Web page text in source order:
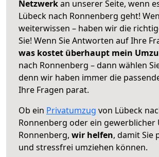
Netzwerkan unserer Seite, wenn
Lübeck nach Ronnenberg geht!
weiterwissen – haben wir die
Sie! Wenn Sie Antworten auf Ihre
was kostet überhaupt mein
nach Ronnenberg – dann wählen
denn wir haben immer die
Ihre Fragen parat.
Ob ein Privatumzug von Lübeck
Ronnenberg oder ein gewerblicher
Ronnenberg, wir helfen, damit Sie
und stressfrei umziehen können.